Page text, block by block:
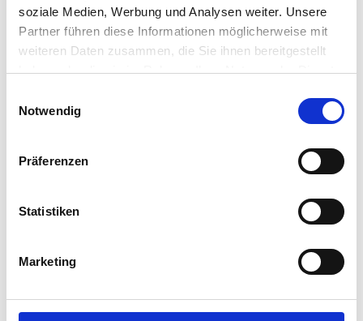
soziale Medien, Werbung und Analysen weiter. Unsere
Partner führen diese Informationen möglicherweise mit
weiteren Daten zusammen, die Sie ihnen bereitgestellt
haben oder die sie im Rahmen Ihrer Nutzung der Dienste
Notwendig
Präferenzen
Statistiken
Marketing